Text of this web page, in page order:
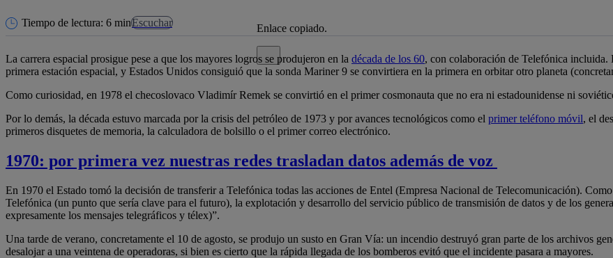
Tiempo de lectura: 6 minEscuchar Enlace copiado.
Cerrar mensaje de alerta
La carrera espacial prosigue pese a que los mayores logros se produjeron en la década de los 60, con colaboración de Telefónica
primera estación espacial, y Estados Unidos consiguió que la sonda Mariner 9 se convirtiera en la primera en orbitar otro planeta
Como curiosidad, en 1978 el checoslovaco Vladimír Remek se convirtió en el primer cosmonauta que no era ni estadounidense ni
Por lo demás, la década estuvo marcada por la crisis del petróleo de 1973 y por avances tecnológicos como el primer teléfono móvil, el
primeros disquetes de memoria, la calculadora de bolsillo o el primer correo electrónico.
1970: por primera vez nuestras redes trasladan datos además de voz
En 1970 el Estado tomó la decisión de transferir a Telefónica todas las acciones de Entel (Empresa Nacional de Telecomunicación). Como
Telefónica (un punto que sería clave para el futuro), la explotación y desarrollo del servicio público de transmisión de datos y de los
expresamente los mensajes telegráficos y télex)”.
Una tarde de verano, concretamente el 10 de agosto, se produjo un susto en Gran Vía: un incendio destruyó gran parte de los archivos
desalojar a una veintena de operadoras, si bien es cierto que la rápida llegada de los bomberos evitó que el incidente pasara a mayores.